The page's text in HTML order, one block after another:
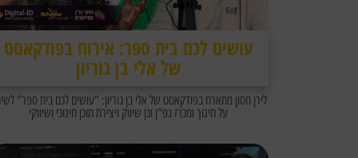
עושים לכם בית ספר: אירוח בפודקאסט
של אלי בן גוריון
לירן חסון מתארח בפודקאסט של אלי בן גוריון: "עושים לכם בית ספר"
על חינוך ומכרז גפ"ן וכן שיווק ויצירת תוכן חינוכי ושיווקי